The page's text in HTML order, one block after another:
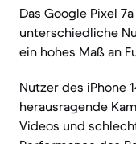
Das Google Pixel
unterschiedliche
ein hohes Maß an
Nutzer des iPhone
herausragende
Videos und